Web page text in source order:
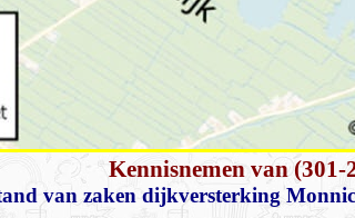
Kennisnemen van (301-
van zaken dijkversterking